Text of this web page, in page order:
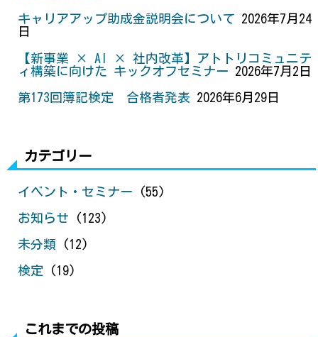
キャリアアップ助成金説明会について
2026年7月24
日
【新事業 × AI × 社内改革】アトトリコミュニテ
ィ構築に向けた キックオフセミナー
2026年7月2日
第173回簿記検定 合格者発表 2026年6月29日
カテゴリー
イベント・セミナー (55)
お知らせ (123)
未分類 (12)
検定 (19)
これまでの投稿